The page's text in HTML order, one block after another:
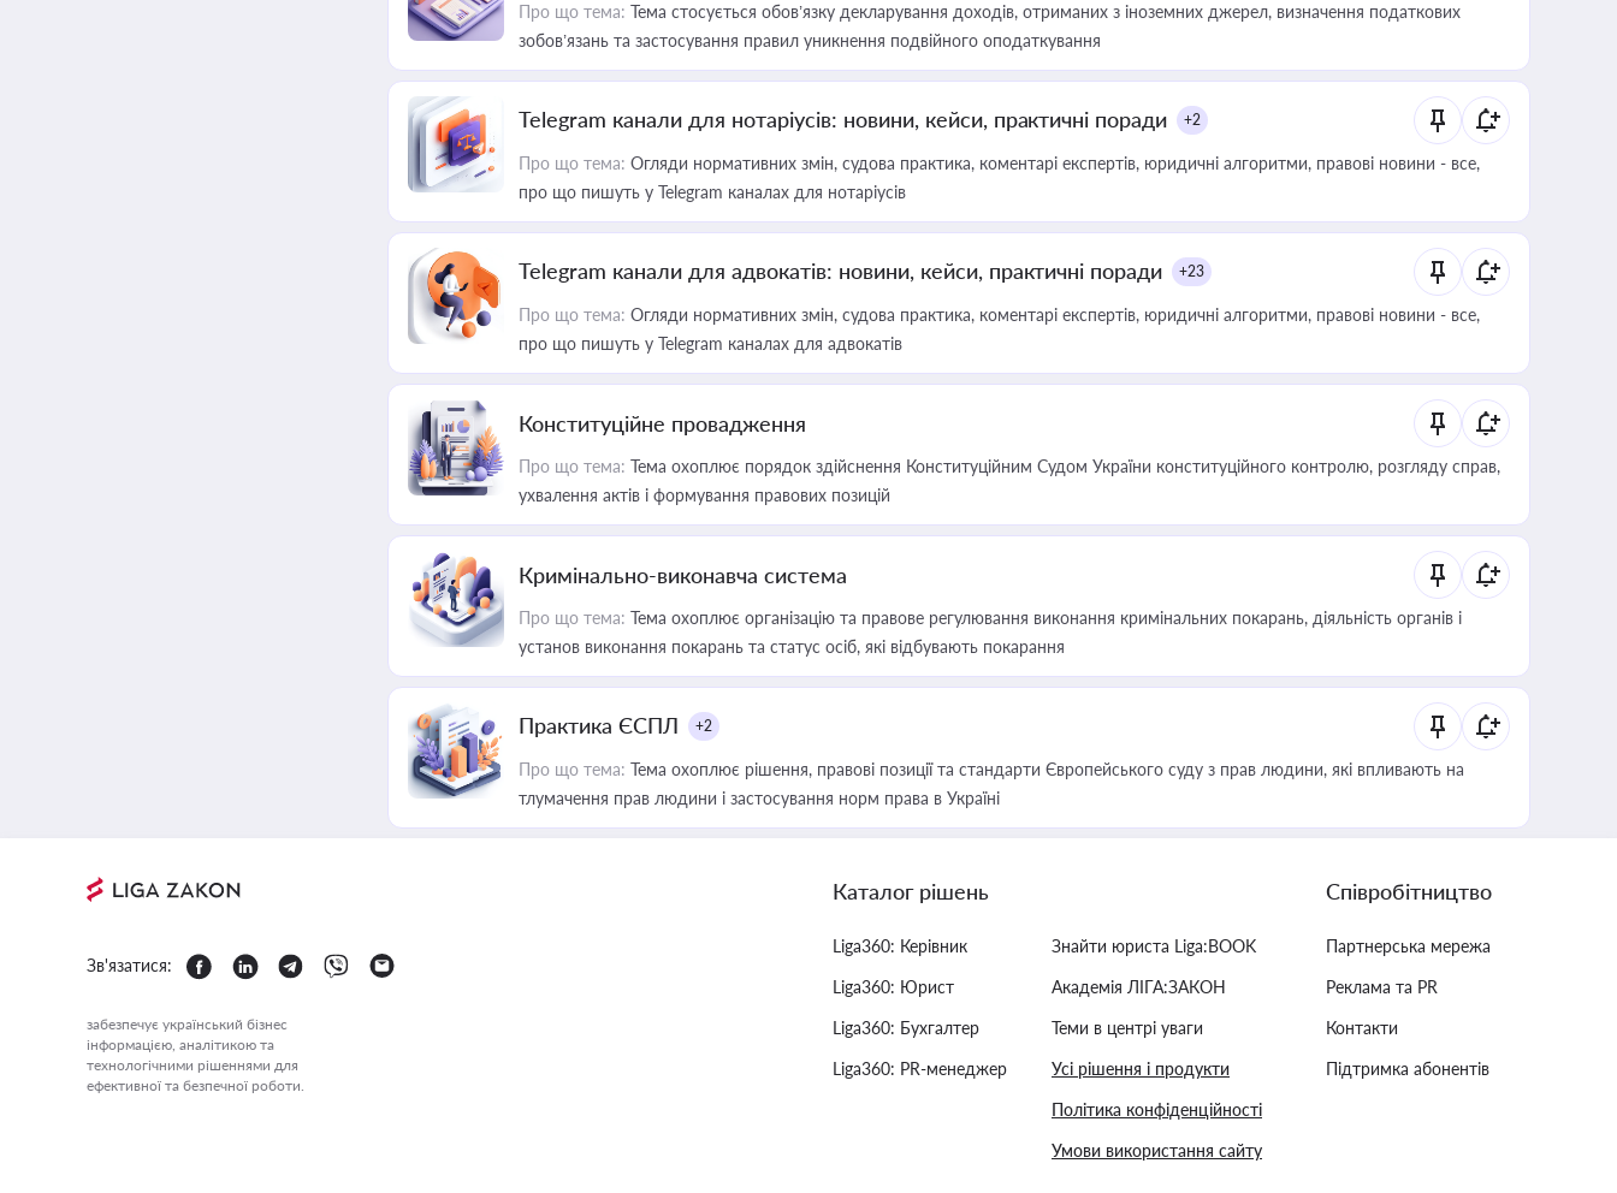
Про що тема: Тема стосується обов’язку декларування доходів, отриманих з іноземних джерел, визначення податкових
зобов’язань та застосування правил уникнення подвійного оподаткування
Telegram канали для нотаріусів: новини, кейси, практичні поради +2
Про що тема: Огляди нормативних змін, судова практика, коментарі експертів, юридичні алгоритми, правові новини - все,
про що пишуть у Telegram каналах для нотаріусів
Telegram канали для адвокатів: новини, кейси, практичні поради +23
Про що тема: Огляди нормативних змін, судова практика, коментарі експертів, юридичні алгоритми, правові новини - все,
про що пишуть у Telegram каналах для адвокатів
Конституційне провадження
Про що тема: Тема охоплює порядок здійснення Конституційним Судом України конституційного контролю, розгляду справ,
ухвалення актів і формування правових позицій
Кримінально-виконавча система
Про що тема: Тема охоплює організацію та правове регулювання виконання кримінальних покарань, діяльність органів і
установ виконання покарань та статус осіб, які відбувають покарання
Практика ЄСПЛ +2
Про що тема: Тема охоплює рішення, правові позиції та стандарти Європейського суду з прав людини, які впливають на
тлумачення прав людини і застосування норм права в Україні
Зв'язатися:
забезпечує український бізнес
інформацією, аналітикою та
технологічними рішеннями для
ефективної та безпечної роботи.
Каталог рішень
Liga360: Керівник
Liga360: Юрист
Liga360: Бухгалтер
Liga360: PR-менеджер
Знайти юриста Liga:BOOK
Академія ЛІГА:ЗАКОН
Теми в центрі уваги
Усі рішення і продукти
Політика конфіденційності
Умови використання сайту
Співробітництво
Партнерська мережа
Реклама та PR
Контакти
Підтримка абонентів